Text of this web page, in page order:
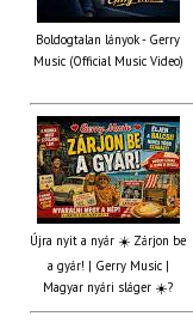
Boldogtalan lányok - Gerry
Music (Official Music Video)
Újra nyit a nyár ☀️ Zárjon be
a gyár! | Gerry Music |
Magyar nyári sláger ☀️?